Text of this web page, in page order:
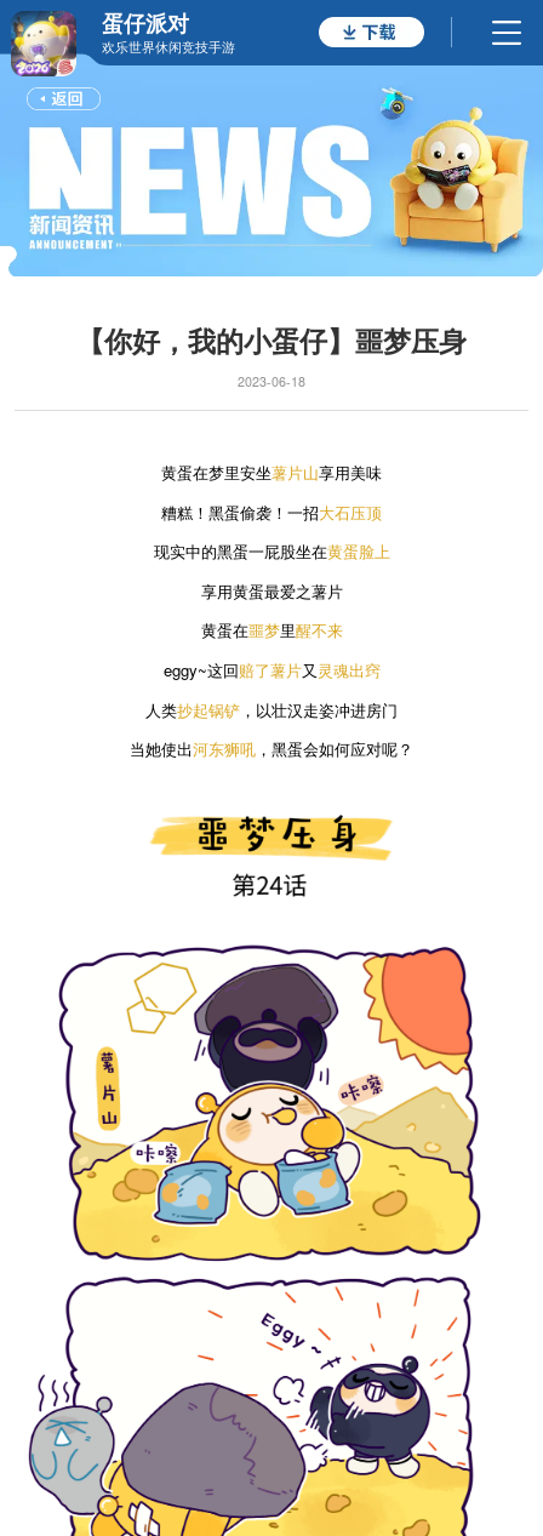
蛋仔派对
欢乐世界休闲竞技手游
【你好，我的小蛋仔】噩梦压身
2023-06-18
黄蛋在梦里安坐薯片山享用美味
糟糕！黑蛋偷袭！一招大石压顶
现实中的黑蛋一屁股坐在黄蛋脸上
享用黄蛋最爱之薯片
黄蛋在噩梦里醒不来
eggy~这回赔了薯片又灵魂出窍
人类抄起锅铲 ，以壮汉走姿冲进房门
当她使出河东狮吼 ，黑蛋会如何应对呢？